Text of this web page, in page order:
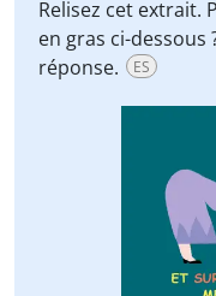
Relisez cet extrait.
en gras ci-dessous
réponse.
ES